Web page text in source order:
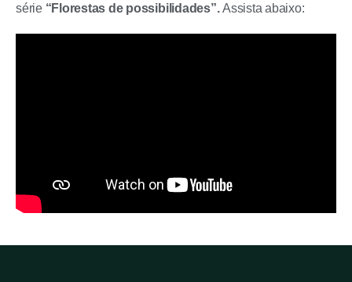
série “Florestas de possibilidades”.Assista abaixo: